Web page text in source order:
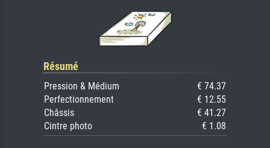
Résumé
Pression & Médium
€ 74.37
Perfectionnement
€ 12.55
Châssis
€ 41.27
Cintre photo
€ 1.08